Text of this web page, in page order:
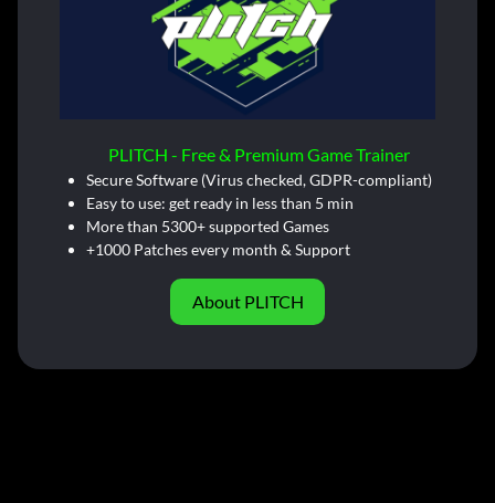
PLITCH - Free & Premium Game Trainer
Secure Software (Virus checked, GDPR-compliant)
Easy to use: get ready in less than 5 min
More than 5300+ supported Games
+1000 Patches every month & Support
About PLITCH